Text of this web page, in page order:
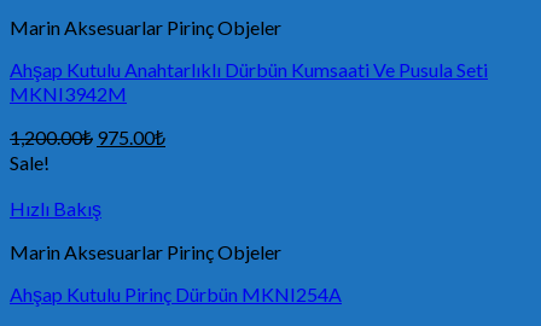
Marin Aksesuarlar Pirinç Objeler
Ahşap Kutulu Anahtarlıklı Dürbün Kumsaati Ve Pusula Seti
MKNI3942M
1,200.00₺ 975.00₺
Sale!
Hızlı Bakış
Marin Aksesuarlar Pirinç Objeler
Ahşap Kutulu Pirinç Dürbün MKNI254A